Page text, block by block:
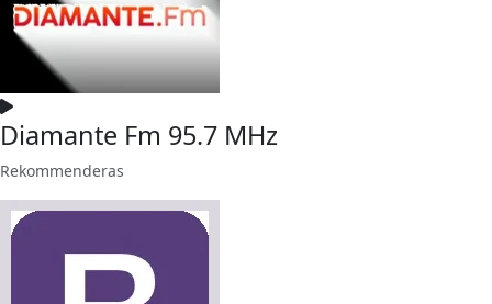
Diamante Fm 95.7 MHz
Rekommenderas